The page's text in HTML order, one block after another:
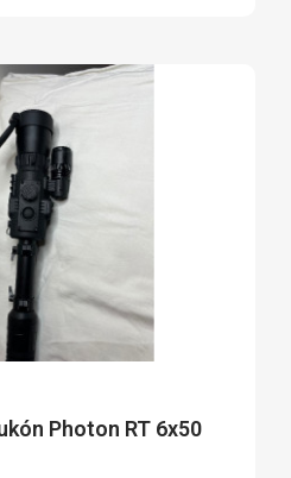
Photon RT 6x50